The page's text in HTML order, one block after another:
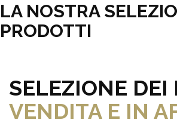
LA NOSTRA
PRODOTTI
SELEZIONE DEI
VENDITA E IN